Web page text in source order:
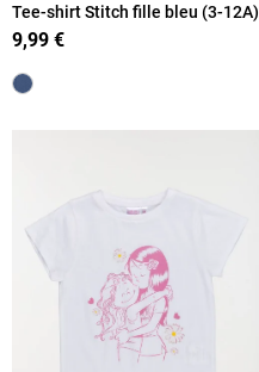
Tee-shirt Stitch fille bleu (3-12A)
9,99 €